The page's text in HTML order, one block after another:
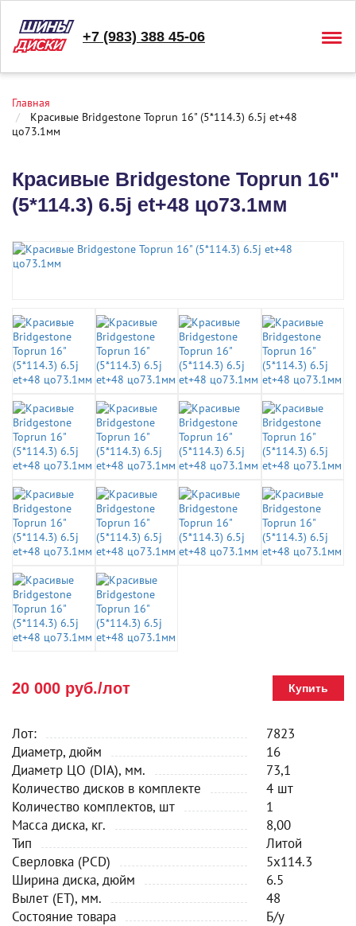
+7 (983) 388 45-06
Главная
Красивые Bridgestone Toprun 16" (5*114.3) 6.5j et+48
цо73.1мм
Красивые Bridgestone Toprun 16"
(5*114.3) 6.5j et+48 цо73.1мм
20 000 руб./лот Купить
Лот:
7823
Диаметр, дюйм
16
Диаметр ЦО (DIA), мм.
73,1
Количество дисков в комплекте
4 шт
Количество комплектов, шт
1
Масса диска, кг.
8,00
Тип
Литой
Сверловка (PCD)
5x114.3
Ширина диска, дюйм
6.5
Вылет (ET), мм.
48
Состояние товара
Б/у